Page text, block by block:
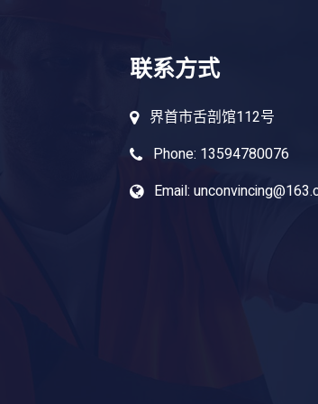
联系方式
界首市舌剖馆112号
Phone: 13594780076
Email: